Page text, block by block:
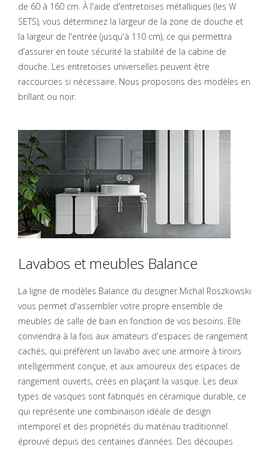
de 60 à 160 cm. À l'aide d'entretoises métalliques (les W
SETS), vous déterminez la largeur de la zone de douche et
la largeur de l'entrée (jusqu'à 110 cm), ce qui permettra
d’assurer en toute sécurité la stabilité de la cabine de
douche. Les entretoises universelles peuvent être
raccourcies si nécessaire. Nous proposons des modèles en
brillant ou noir.
Lavabos et meubles Balance
La ligne de modèles Balance du designer Michal Roszkowski
vous permet d'assembler votre propre ensemble de
meubles de salle de bain en fonction de vos besoins. Elle
conviendra à la fois aux amateurs d'espaces de rangement
cachés, qui préfèrent un lavabo avec une armoire à tiroirs
intelligemment conçue, et aux amoureux des espaces de
rangement ouverts, créés en plaçant la vasque. Les deux
types de vasques sont fabriqués en céramique durable, ce
qui représente une combinaison idéale de design
intemporel et des propriétés du matériau traditionnel
éprouvé depuis des centaines d’années. Des découpes